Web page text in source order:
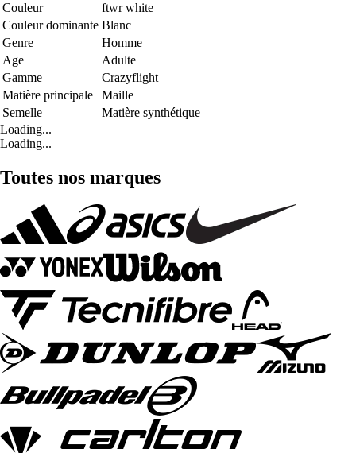
Couleur
ftwr white
Couleur dominante Blanc
Genre
Homme
Age
Adulte
Gamme
Crazyflight
Matière principale
Maille
Semelle
Matière synthétique
Loading...
Loading...
Toutes nos marques